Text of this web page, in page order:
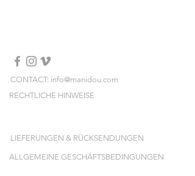
CONTACT: info@manidou.com
RECHTLICHE HINWEISE
ALLGEMEINE GESCHÄFTSBEDINGUNGEN
LIEFERUNGEN & RÜCKSENDUNGEN